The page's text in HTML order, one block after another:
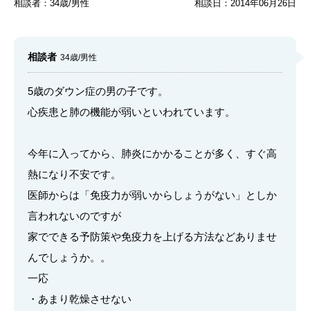
相談者： 34歳/男性 相談日： 2014年06月26日
相談者 34歳/男性
5歳のダウン症の男の子です。
心疾患と肺の機能が弱いといわれています。
今年に入ってから、肺炎にかかることが多く、すぐ高
熱になり不安です。
医師からは「免疫力が弱いからしょうがない」としか
言われないのですが
家でできる予防策や免疫力を上げる方法などありませ
んでしょうか。。
一応
・あまり乾燥させない